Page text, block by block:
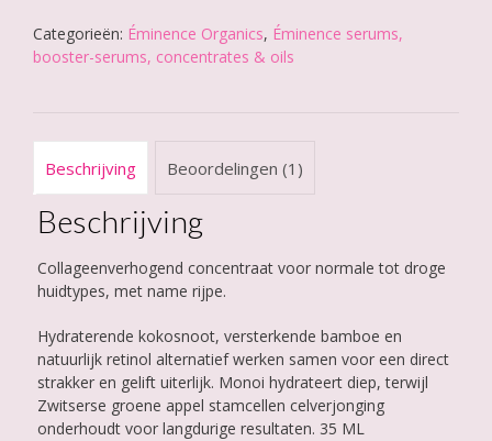
Categorieën: Éminence Organics, Éminence serums,
booster-serums, concentrates & oils
Beschrijving Beoordelingen (1)
Beschrijving
Collageenverhogend concentraat voor normale tot droge
huidtypes, met name rijpe.
Hydraterende kokosnoot, versterkende bamboe en
natuurlijk retinol alternatief werken samen voor een direct
strakker en gelift uiterlijk. Monoi hydrateert diep, terwijl
Zwitserse groene appel stamcellen celverjonging
onderhoudt voor langdurige resultaten. 35 ML